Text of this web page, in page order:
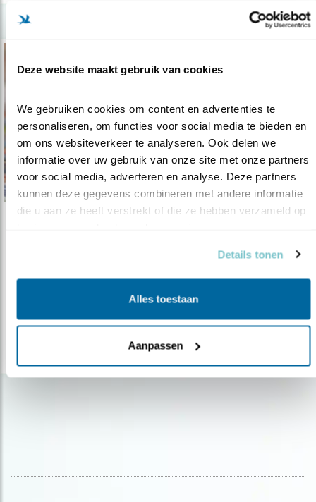
Deze website maakt gebruik van cookies
We gebruiken cookies om content en advertenties te
personaliseren, om functies voor social media te bieden en
om ons websiteverkeer te analyseren. Ook delen we
informatie over uw gebruik van onze site met onze partners
voor social media, adverteren en analyse. Deze partners
kunnen deze gegevens combineren met andere informatie
die u aan ze heeft verstrekt of die ze hebben verzameld op
Details tonen
Alles toestaan
Aanpassen
De keep: alter ego van onze vink
03.06.16Een keep in je tuin, dat is altijd boffen.
Kenmerkend is de bleekoranje bor..